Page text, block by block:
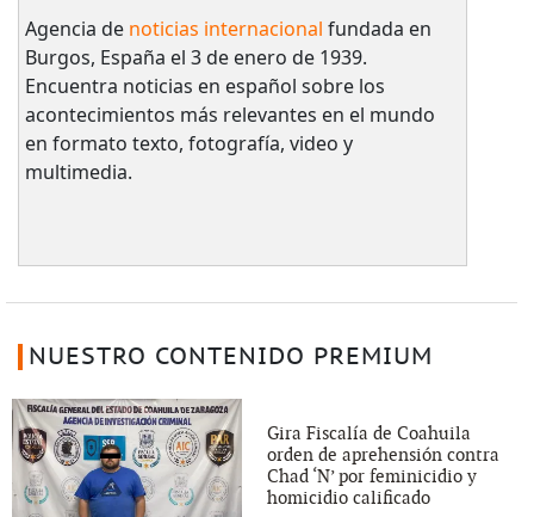
Agencia de noticias internacional fundada en
Burgos, España el 3 de enero de 1939.
Encuentra noticias en español sobre los
acontecimientos más relevantes en el mundo
en formato texto, fotografía, video y
multimedia.
NUESTRO CONTENIDO PREMIUM
Gira Fiscalía de Coahuila
orden de aprehensión contra
Chad ‘N’ por feminicidio y
homicidio calificado